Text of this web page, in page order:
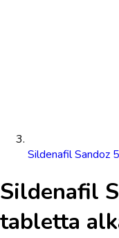
Sildenafil Sandoz
Sildenafil
tabletta